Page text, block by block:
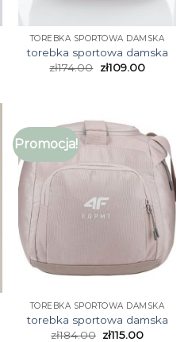
TOREBKA SPORTOWA DAMSKA
torebka sportowa damska
zł174.00 zł109.00
Promocja!
TOREBKA SPORTOWA DAMSKA
torebka sportowa damska
zł184.00 zł115.00